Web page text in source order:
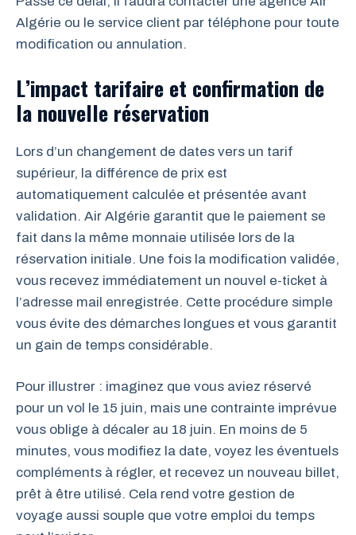
Algérie ou le service client par téléphone pour toute
modification ou annulation.
L’impact tarifaire et confirmation de
la nouvelle réservation
Lors d’un changement de dates vers un tarif
supérieur, la différence de prix est
automatiquement calculée et présentée avant
validation. Air Algérie garantit que le paiement se
fait dans la même monnaie utilisée lors de la
réservation initiale. Une fois la modification validée,
vous recevez immédiatement un nouvel e-ticket à
l’adresse mail enregistrée. Cette procédure simple
vous évite des démarches longues et vous garantit
un gain de temps considérable.
Pour illustrer : imaginez que vous aviez réservé
pour un vol le 15 juin, mais une contrainte imprévue
vous oblige à décaler au 18 juin. En moins de 5
minutes, vous modifiez la date, voyez les éventuels
compléments à régler, et recevez un nouveau billet,
prêt à être utilisé. Cela rend votre gestion de
voyage aussi souple que votre emploi du temps